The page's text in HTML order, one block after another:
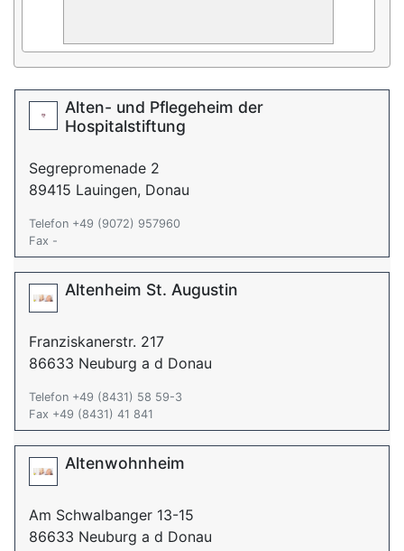
Alten- und Pflegeheim der
Hospitalstiftung
Segrepromenade 2
89415 Lauingen, Donau
Telefon +49 (9072) 957960
Fax -
Altenheim St. Augustin
Franziskanerstr. 217
86633 Neuburg a d Donau
Telefon +49 (8431) 58 59-3
Fax +49 (8431) 41 841
Altenwohnheim
Am Schwalbanger 13-15
86633 Neuburg a d Donau